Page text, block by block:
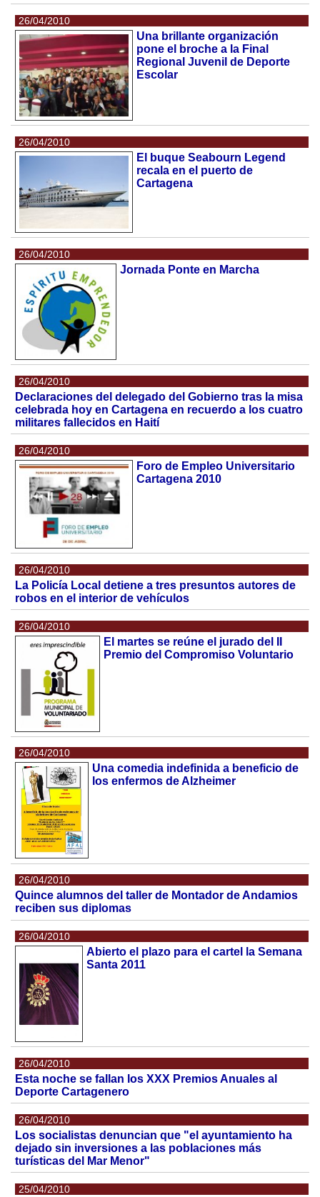
26/04/2010
Una brillante organización
pone el broche a la Final
Regional Juvenil de Deporte
Escolar
26/04/2010
El buque Seabourn Legend
recala en el puerto de
Cartagena
26/04/2010
Jornada Ponte en Marcha
26/04/2010
Declaraciones del delegado del Gobierno tras la misa
celebrada hoy en Cartagena en recuerdo a los cuatro
militares fallecidos en Haití
26/04/2010
Foro de Empleo Universitario
Cartagena 2010
26/04/2010
La Policía Local detiene a tres presuntos autores de
robos en el interior de vehículos
26/04/2010
El martes se reúne el jurado del II
Premio del Compromiso Voluntario
26/04/2010
Una comedia indefinida a beneficio de
los enfermos de Alzheimer
26/04/2010
Quince alumnos del taller de Montador de Andamios
reciben sus diplomas
26/04/2010
Abierto el plazo para el cartel la Semana
Santa 2011
26/04/2010
Esta noche se fallan los XXX Premios Anuales al
Deporte Cartagenero
26/04/2010
Los socialistas denuncian que "el ayuntamiento ha
dejado sin inversiones a las poblaciones más
turísticas del Mar Menor"
25/04/2010